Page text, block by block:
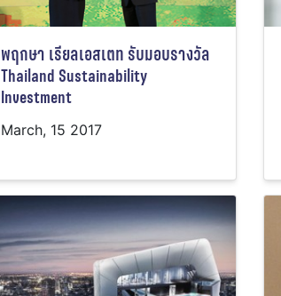
พฤกษา เรียลเอสเตท รับมอบรางวัล
Thailand Sustainability
Investment
March, 15 2017